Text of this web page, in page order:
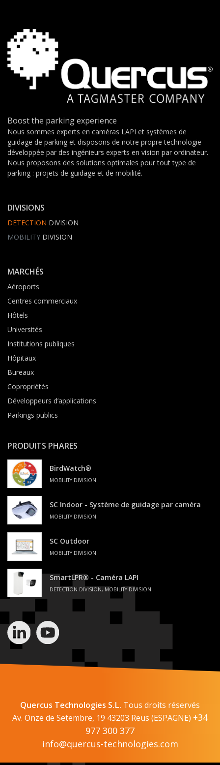
Boost the parking experience
Nous sommes experts en caméras LAPI et systèmes de
guidage de parking et disposons de notre propre technologie
développée par des ingénieurs experts en vision par ordinateur.
Nous proposons des solutions optimales pour tout type de
parking : projets de guidage et de mobilité.
DIVISIONS
DETECTION DIVISION
MOBILITY DIVISION
MARCHÉS
Aéroports
Centres commerciaux
Hôtels
Universités
Institutions publiques
Hôpitaux
Bureaux
Copropriétés
Développeurs d’applications
Parkings publics
PRODUITS PHARES
BirdWatch®
MOBILITY DIVISION
SC Indoor - Système de guidage par caméra
MOBILITY DIVISION
SC Outdoor
MOBILITY DIVISION
SmartLPR® - Caméra LAPI
DETECTION DIVISION, MOBILITY DIVISION
Quercus Technologies S.L. Tous droits réservés
Av. Onze de Setembre, 19 43203 Reus (ESPAGNE) +34
977 300 377
info@quercus-technologies.com